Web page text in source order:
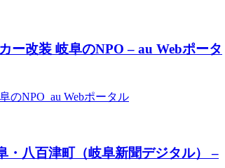
ー改装 岐阜のNPO – au Webポータ
のNPO au Webポータル
・八百津町（岐阜新聞デジタル） –